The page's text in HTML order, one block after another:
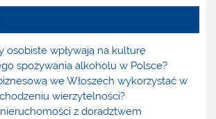
osobiste wpływają na kulturę
spożywania alkoholu w Polsce?
we Włoszech wykorzystać w
wierzytelności?
z doradztwem